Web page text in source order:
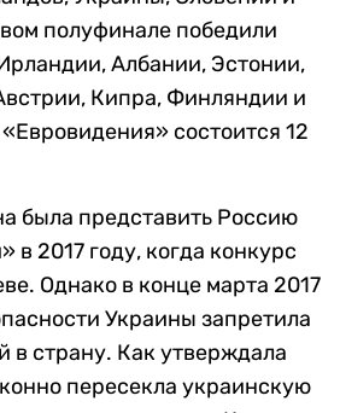
полуфинале победили
Албании, Эстонии,
Кипра, Финляндии и
состоится 12
была представить Россию
в 2017 году, когда конкурс
Однако в конце марта 2017
Украины запретила
в страну. Как утверждала
пересекла украинскую